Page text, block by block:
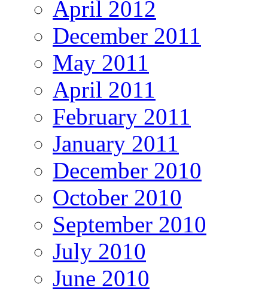
April 2012
December 2011
May 2011
April 2011
February 2011
January 2011
December 2010
October 2010
September 2010
July 2010
June 2010